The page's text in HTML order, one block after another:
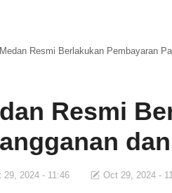
Resmi Berlakukan Pembayaran
Resmi
29, 2024 - 11:46 Oct 29, 2024 -